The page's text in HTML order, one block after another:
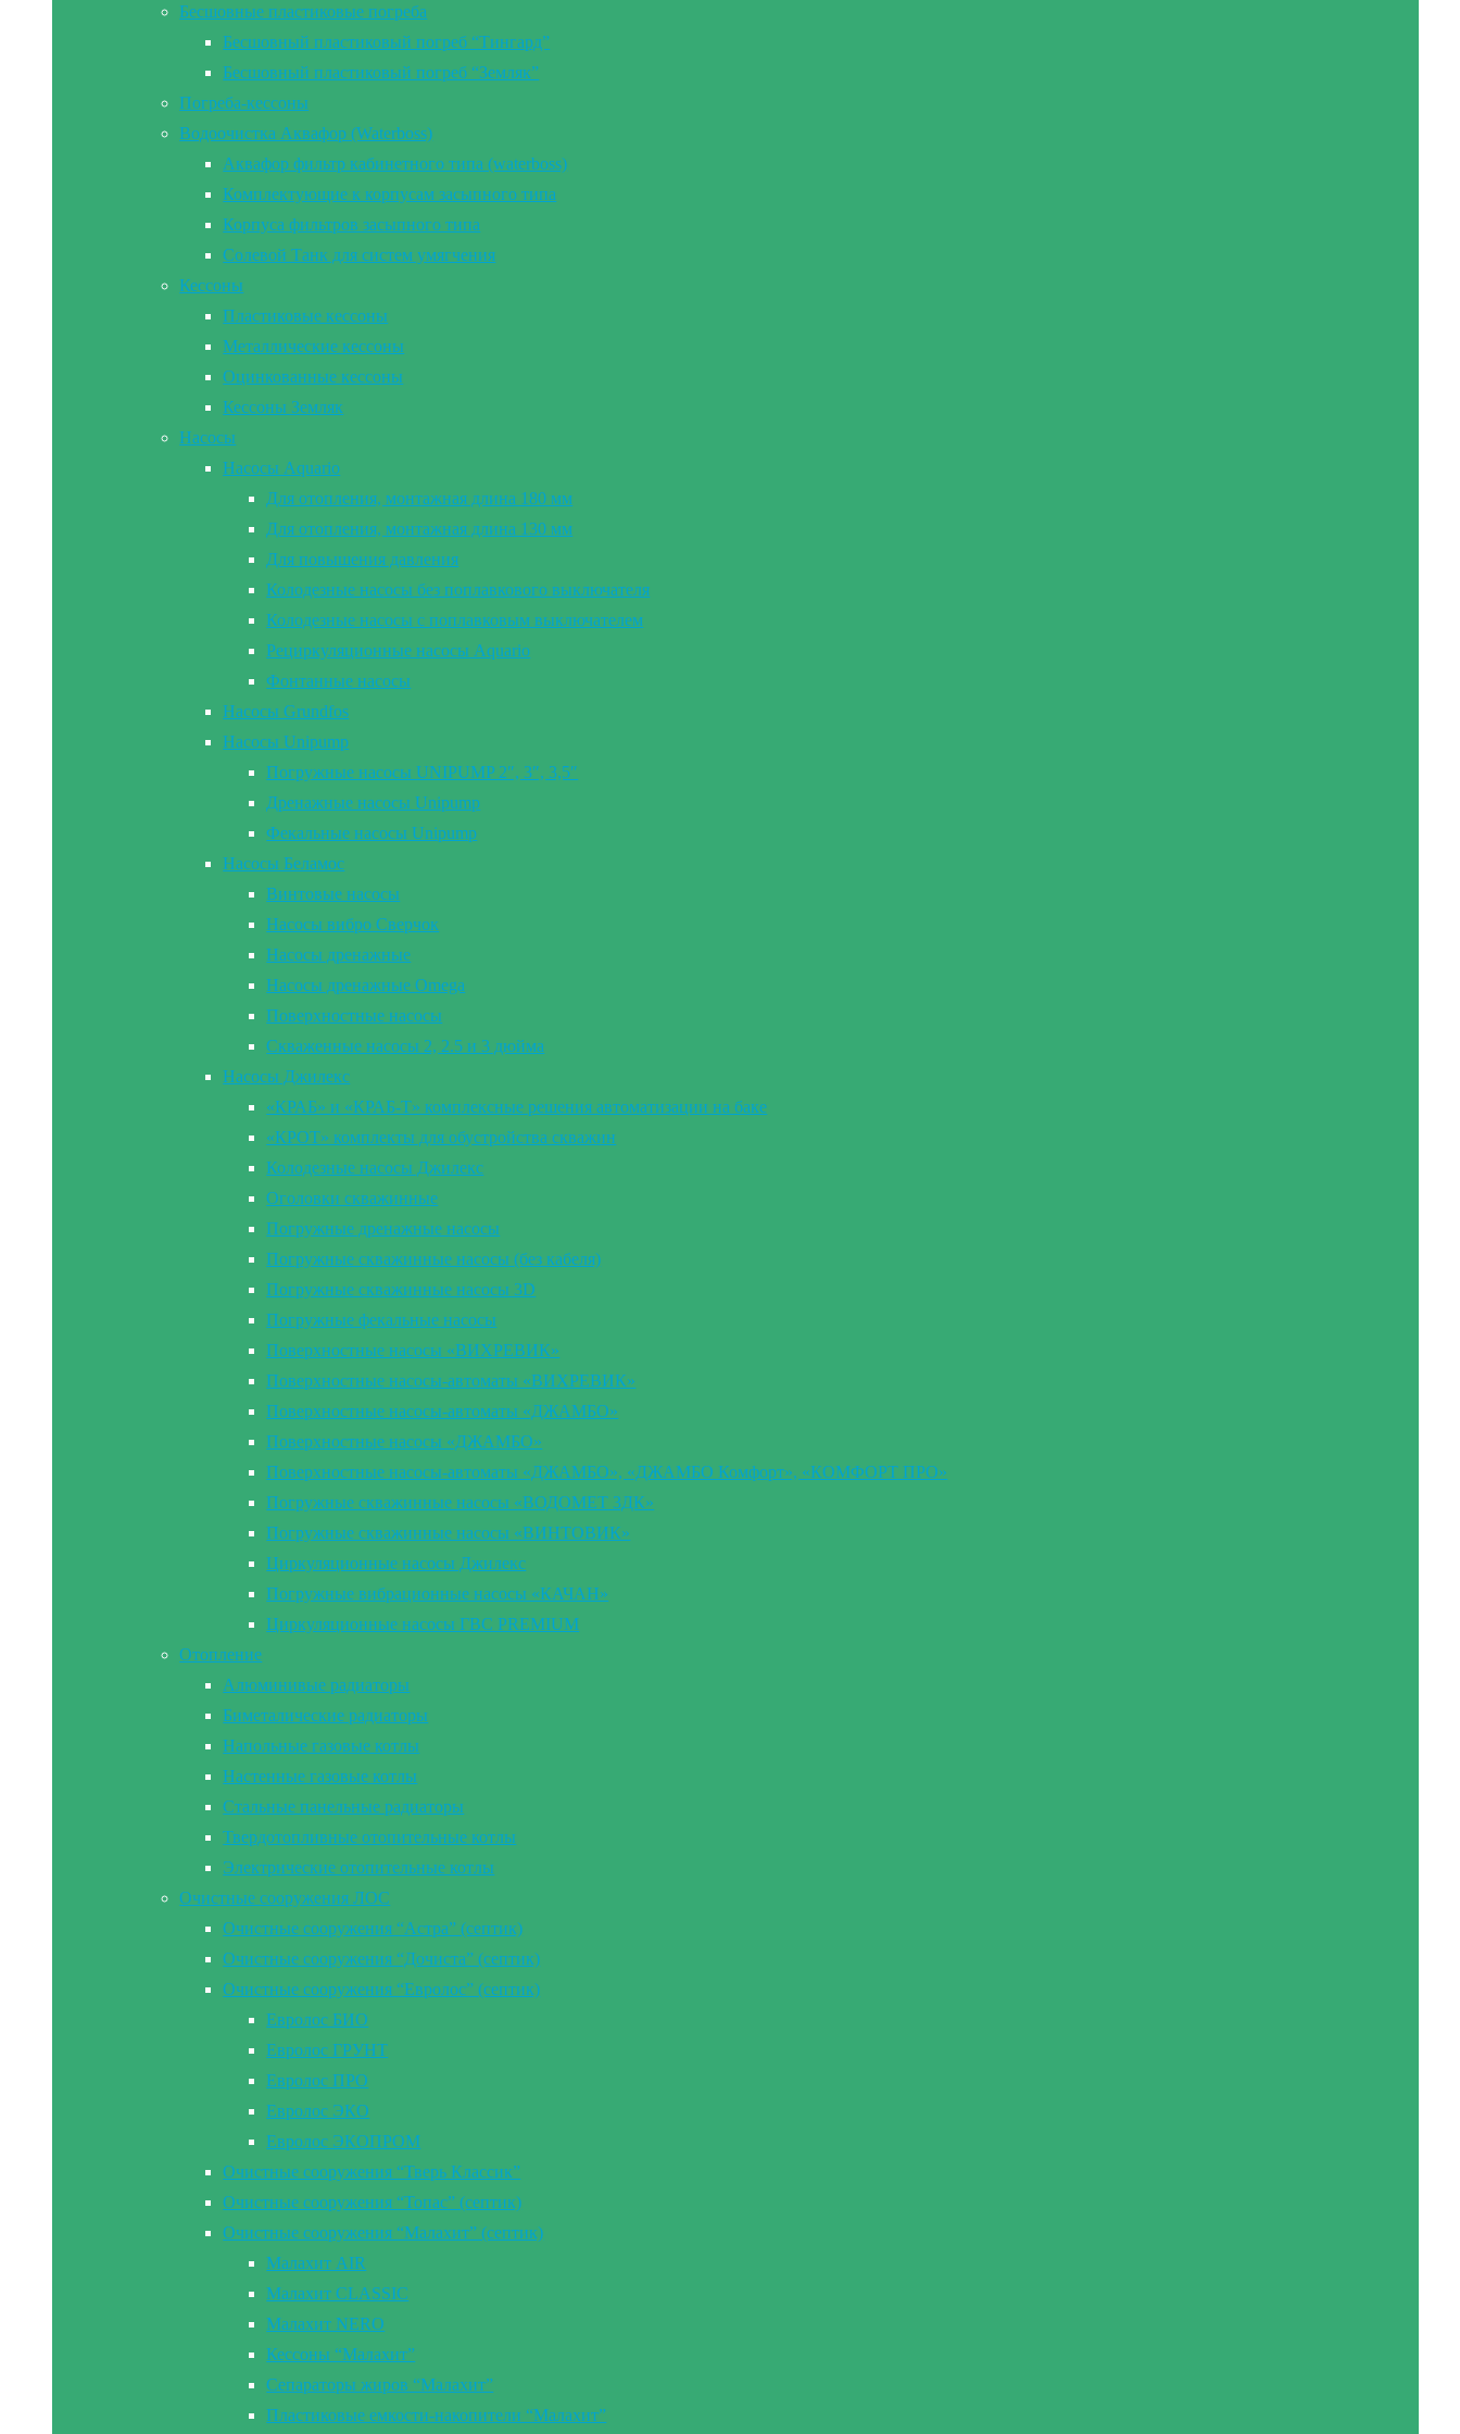
Бесшовные пластиковые погреба
Бесшовный пластиковый погреб “Тингард”
Бесшовный пластиковый погреб “Земляк”
Погреба-кессоны
Водоочистка Аквафор (Waterboss)
Аквафор фильтр кабинетного типа (waterboss)
Комплектующие к корпусам засыпного типа
Корпуса фильтров засыпного типа
Солевой Танк для систем умягчения
Кессоны
Пластиковые кессоны
Металлические кессоны
Оцинкованные кессоны
Кессоны Земляк
Насосы
Насосы Aquario
Для отопления, монтажная длина 180 мм
Для отопления, монтажная длина 130 мм
Для повышения давления
Колодезные насосы без поплавкового выключателя
Колодезные насосы с поплавковым выключателем
Рециркуляционные насосы Aquario
Фонтанные насосы
Насосы Grundfos
Насосы Unipump
Погружные насосы UNIPUMP 2″, 3″, 3,5″
Дренажные насосы Unipump
Фекальные насосы Unipump
Насосы Беламос
Винтовые насосы
Насосы вибро Сверчок
Насосы дренажные
Насосы дренажные Omega
Поверхностные насосы
Скваженные насосы 2, 2.5 и 3 дюйма
Насосы Джилекс
«КРАБ» и «КРАБ-Т» комплексные решения автоматизации на баке
«КРОТ» комплекты для обустройства скважин
Колодезные насосы Джилекс
Оголовки скважинные
Погружные дренажные насосы
Погружные скважинные насосы (без кабеля)
Погружные скважинные насосы 3D
Погружные фекальные насосы
Поверхностные насосы «ВИХРЕВИК»
Поверхностные насосы-автоматы «ВИХРЕВИК»
Поверхностные насосы-автоматы «ДЖАМБО»
Поверхностные насосы «ДЖАМБО»
Поверхностные насосы-автоматы «ДЖАМБО», «ДЖАМБО Комфорт», «КОМФОРТ ПРО»
Погружные скважинные насосы «ВОДОМЕТ 3ДК»
Погружные скважинные насосы «ВИНТОВИК»
Циркуляционные насосы Джилекс
Погружные вибрационные насосы «КАЧАН»
Циркуляционные насосы ГВС PREMIUM
Отопление
Алюминивые радиаторы
Биметалические радиаторы
Напольные газовые котлы
Настенные газовые котлы
Стальные панельные радиаторы
Твердотопливные отопительные котлы
Электрические отопительные котлы
Очистные сооружения ЛОС
Очистные сооружения “Астра” (септик)
Очистные сооружения “Дочиста” (септик)
Очистные сооружения “Евролос” (септик)
Евролос БИО
Евролос ГРУНТ
Евролос ПРО
Евролос ЭКО
Евролос ЭКОПРОМ
Очистные сооружения “Тверь Классик”
Очистные сооружения “Топас” (септик)
Очистные сооружения “Малахит” (септик)
Малахит AIR
Малахит CLASSIC
Малахит NERO
Кессоны “Малахит”
Сепараторы жиров “Малахит”
Пластиковые емкости-накопители “Малахит”